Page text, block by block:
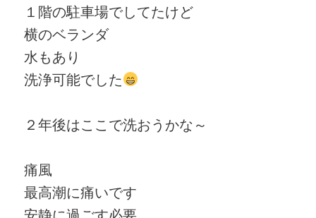
１階の駐車場でしてたけど
横のベランダ
水もあり
洗浄可能でした
２年後はここで洗おうかな～
痛風
最高潮に痛いです